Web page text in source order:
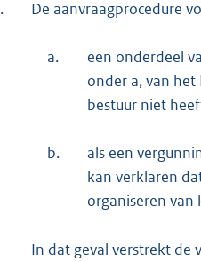
De aanvraagprocedure
a.
een onderdeel
onder a, van
bestuur niet
b.
als een
kan verklaren
organiseren van
In dat geval verstrekt de